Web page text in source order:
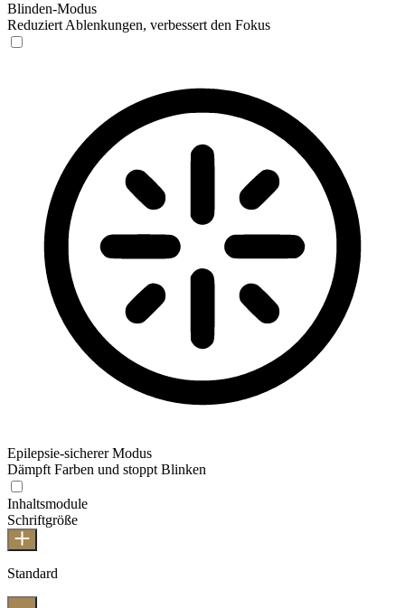
Blinden-Modus
Reduziert Ablenkungen, verbessert den Fokus
Epilepsie-sicherer Modus
Dämpft Farben und stoppt Blinken
Inhaltsmodule
Schriftgröße
Standard